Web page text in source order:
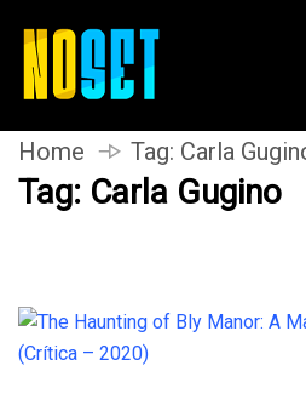
Home Tag: Carla
Tag: Carla Gugino